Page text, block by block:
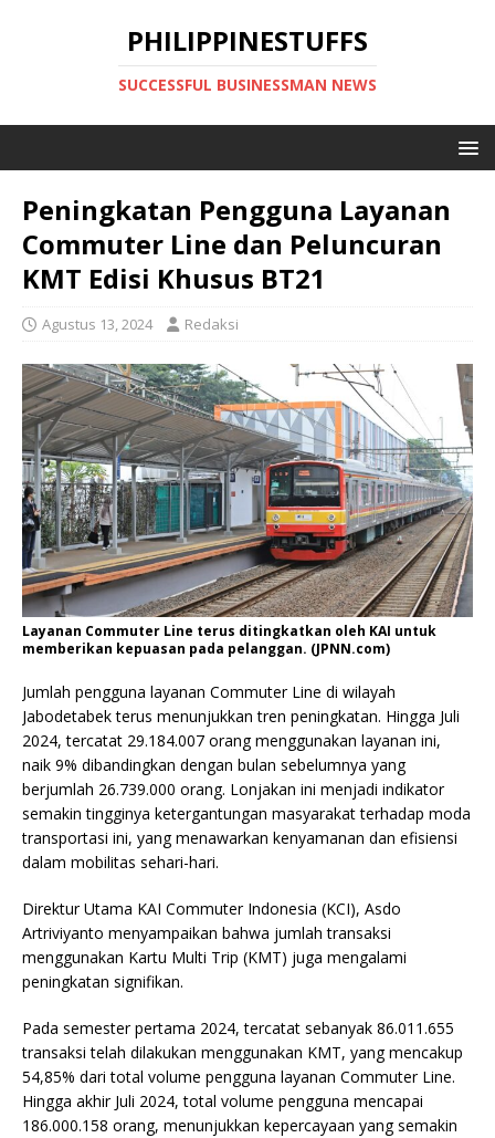
PHILIPPINESTUFFS
SUCCESSFUL BUSINESSMAN NEWS
Peningkatan Pengguna Layanan
Commuter Line dan Peluncuran
KMT Edisi Khusus BT21
Agustus 13, 2024 Redaksi
Layanan Commuter Line terus ditingkatkan oleh KAI untuk
memberikan kepuasan pada pelanggan. (JPNN.com)
Jumlah pengguna layanan Commuter Line di wilayah
Jabodetabek terus menunjukkan tren peningkatan. Hingga Juli
2024, tercatat 29.184.007 orang menggunakan layanan ini,
naik 9% dibandingkan dengan bulan sebelumnya yang
berjumlah 26.739.000 orang. Lonjakan ini menjadi indikator
semakin tingginya ketergantungan masyarakat terhadap moda
transportasi ini, yang menawarkan kenyamanan dan efisiensi
dalam mobilitas sehari-hari.
Direktur Utama KAI Commuter Indonesia (KCI), Asdo
Artriviyanto menyampaikan bahwa jumlah transaksi
menggunakan Kartu Multi Trip (KMT) juga mengalami
peningkatan signifikan.
Pada semester pertama 2024, tercatat sebanyak 86.011.655
transaksi telah dilakukan menggunakan KMT, yang mencakup
54,85% dari total volume pengguna layanan Commuter Line.
Hingga akhir Juli 2024, total volume pengguna mencapai
186.000.158 orang, menunjukkan kepercayaan yang semakin